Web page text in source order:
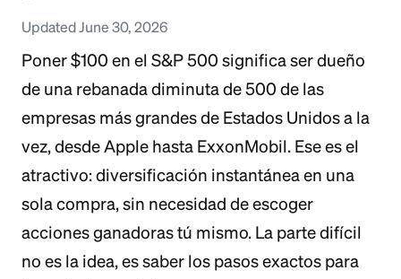
Updated June 30, 2026
Poner $100 en el S&P 500 significa ser dueño
de una rebanada diminuta de 500 de las
empresas más grandes de Estados Unidos a la
vez, desde Apple hasta ExxonMobil. Ese es el
atractivo: diversificación instantánea en una
sola compra, sin necesidad de escoger
acciones ganadoras tú mismo. La parte difícil
no es la idea, es saber los pasos exactos para